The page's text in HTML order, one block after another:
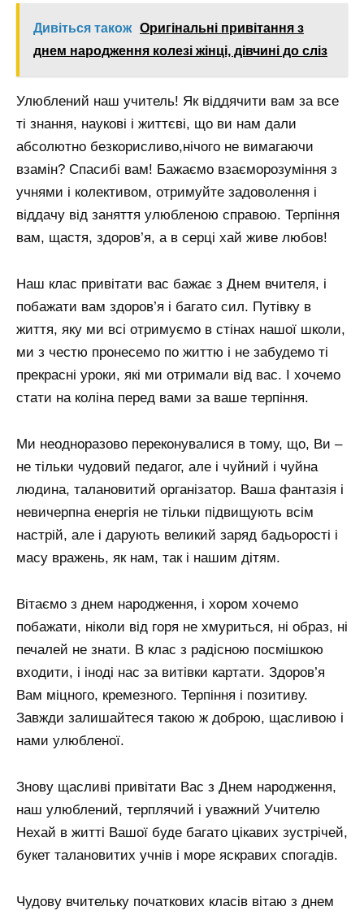
Дивіться також Оригінальні привітання з
днем народження колезі жінці, дівчині до сліз
Улюблений наш учитель! Як віддячити вам за все
ті знання, наукові і життєві, що ви нам дали
абсолютно безкорисливо,нічого не вимагаючи
взамін? Спасибі вам! Бажаємо взаєморозуміння з
учнями і колективом, отримуйте задоволення і
віддачу від заняття улюбленою справою. Терпіння
вам, щастя, здоров’я, а в серці хай живе любов!
Наш клас привітати вас бажає з Днем вчителя, і
побажати вам здоров’я і багато сил. Путівку в
життя, яку ми всі отримуємо в стінах нашої школи,
ми з честю пронесемо по життю і не забудемо ті
прекрасні уроки, які ми отримали від вас. І хочемо
стати на коліна перед вами за ваше терпіння.
Ми неодноразово переконувалися в тому, що, Ви –
не тільки чудовий педагог, але і чуйний і чуйна
людина, талановитий організатор. Ваша фантазія і
невичерпна енергія не тільки підвищують всім
настрій, але і дарують великий заряд бадьорості і
масу вражень, як нам, так і нашим дітям.
Вітаємо з днем ​​народження, і хором хочемо
побажати, ніколи від горя не хмуриться, ні образ, ні
печалей не знати. В клас з радісною посмішкою
входити, і іноді нас за витівки картати. Здоров’я
Вам міцного, кремезного. Терпіння і позитиву.
Завжди залишайтеся такою ж доброю, щасливою і
нами улюбленої.
Знову щасливі привітати Вас з Днем народження,
наш улюблений, терплячий і уважний Учителю
Нехай в житті Вашої буде багато цікавих зустрічей,
букет талановитих учнів і море яскравих спогадів.
Чудову вчительку початкових класів вітаю з днем ​​